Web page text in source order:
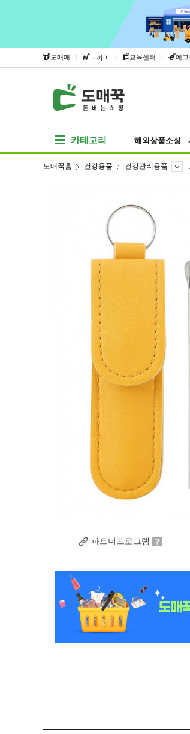
도매매 | 나까마 | 교육센터 | 에그
카테고리 해외상품소싱
도매꾹홈 건강용품 건강관리용품
파트너프로그램